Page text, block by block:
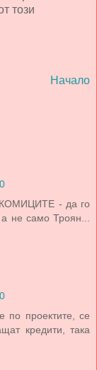
този
Начало
КОМИЦИТЕ - да го
не само Троян...
по проектите, се
кредити, така